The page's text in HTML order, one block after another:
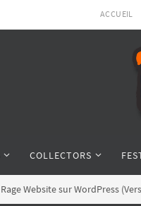
ACCUEIL
COLLECTORS
Rage Website sur WordPress